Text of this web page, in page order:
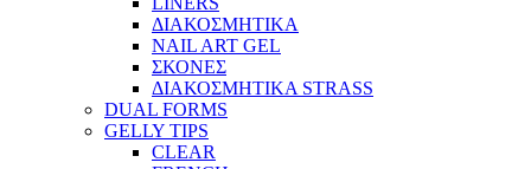
ΔΙΑΚΟΣΜΗΤΙΚΑ
NAIL ART GEL
ΣΚΟΝΕΣ
ΔΙΑΚΟΣΜΗΤΙΚΑ STRASS
DUAL FORMS
GELLY TIPS
CLEAR